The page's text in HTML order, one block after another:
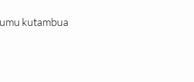
kutambua